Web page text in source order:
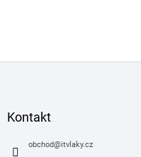
Kontakt
obchod@itvlaky.cz